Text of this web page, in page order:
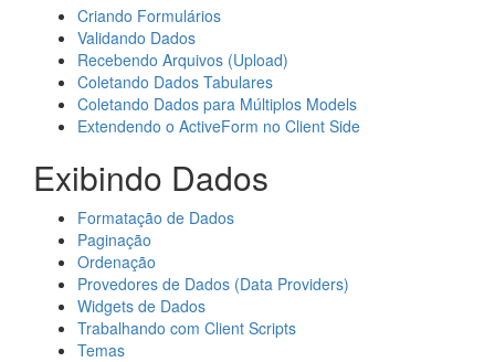
Criando Formulários
Validando Dados
Recebendo Arquivos (Upload)
Coletando Dados Tabulares
Coletando Dados para Múltiplos Models
Extendendo o ActiveForm no Client Side
Exibindo Dados
Formatação de Dados
Paginação
Ordenação
Provedores de Dados (Data Providers)
Widgets de Dados
Trabalhando com Client Scripts
Temas